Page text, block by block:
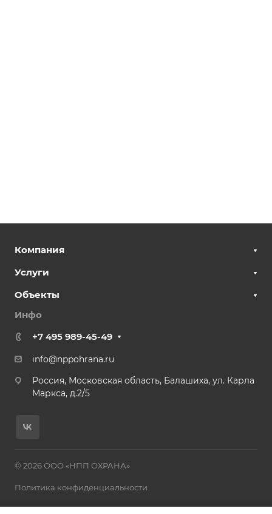
Компания
Услуги
Объекты
Инфо
+7 495 989-45-49
info@nppohrana.ru
Россия, Московская область, Балашиха, ул. Карла
Маркса, д.2/5
© 2026 ООО «НПП ОХРАНА»
Политика конфиденциальности